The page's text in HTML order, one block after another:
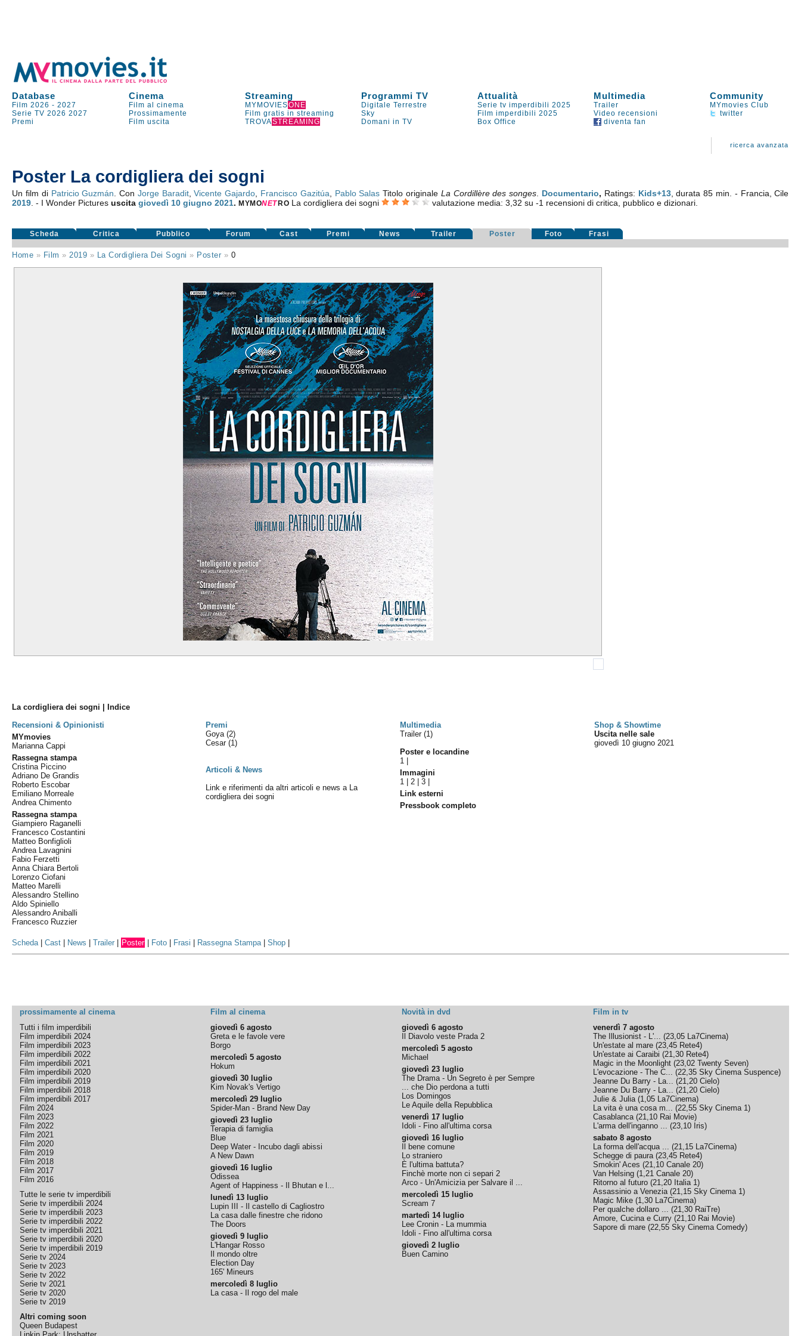
Database Cinema Streaming Programmi TV Attualità Multimedia Community
Film 2026 -2027 Film al cinema MYMOVIESONE Digitale Terrestre Serie tv imperdibili 2025 Trailer
MYmovies Club
Serie TV 2026 2027 Prossimamente Film gratis in streaming Sky Film imperdibili 2025 Video recensioni
twitter
Premi
Film uscita TROVASTREAMING Domani in TV Box Office diventa fan
ricerca avanzata
Poster La cordigliera dei sogni
Un film di Patricio Guzmán . Con Jorge Baradit,Vicente Gajardo Francisco Gazitúa Pablo Salas Titolo originale La Cordillère des songes Documentario, Ratings: Kids+13, durata 85 min. - Francia, Cile
2019 . - I Wonder Picturesuscitagiovedì 10 giugno 2021.MYMONET RO La cordigliera dei sogni valutazione media: 3,32 su -1 recensioni di critica, pubblico e dizionari.
Scheda Critica Pubblico Forum Cast Premi News Trailer Poster Foto Frasi
Home » Film » 2019 » La Cordigliera Dei Sogni » Poster » 0
La cordigliera dei sogni | Indice
Recensioni & Opinionisti
Premi Multimedia
Shop & Showtime
MYmovies
Marianna Cappi
Rassegna stampa
Cristina Piccino
Adriano De Grandis
Roberto Escobar
Emiliano Morreale
Andrea Chimento
Rassegna stampa
Giampiero Raganelli
Francesco Costantini
Matteo Bonfiglioli
Andrea Lavagnini
Fabio Ferzetti
Anna Chiara Bertoli
Lorenzo Ciofani
Matteo Marelli
Alessandro Stellino
Aldo Spiniello
Alessandro Aniballi
Francesco Ruzzier
Goya(2)
Cesar(1)
Articoli & News
Link e riferimenti da altri articoli e news a La
cordigliera dei sogni
Trailer (1)
Poster e locandine
1
Immagini
1 |2 |3
Link esterni
Pressbook completo
Uscita nelle sale
giovedì 10 giugno 2021
Scheda|Cast News |Trailer Poster Foto Frasi Rassegna Stampa|Shop
prossimamente al cinema Film al cinema Novità in dvd
Film in tv
Tutti i film imperdibili
Film imperdibili 2024
Film imperdibili 2023
Film imperdibili 2022
Film imperdibili 2021
Film imperdibili 2020
Film imperdibili 2019
Film imperdibili 2018
Film imperdibili 2017
Film 2024
Film 2023
Film 2022
Film 2021
Film 2020
Film 2019
Film 2018
Film 2017
Film 2016
Tutte le serie tv imperdibili
Serie tv imperdibili 2024
Serie tv imperdibili 2023
Serie tv imperdibili 2022
Serie tv imperdibili 2021
Serie tv imperdibili 2020
Serie tv imperdibili 2019
Serie tv 2024
Serie tv 2023
Serie tv 2022
Serie tv 2021
Serie tv 2020
Serie tv 2019
Altri coming soon
Queen Budapest
giovedì 6 agosto
Greta e le favole vere
Borgo
mercoledì 5 agosto
Hokum
giovedì 30 luglio
Kim Novak's Vertigo
mercoledì 29 luglio
Spider-Man - Brand New Day
giovedì 23 luglio
Terapia di famiglia
Blue
Deep Water - Incubo dagli abissi
A New Dawn
giovedì 16 luglio
Odissea
Agent of Happiness - Il Bhutan e l...
lunedì 13 luglio
Lupin III - Il castello di Cagliostro
La casa dalle finestre che ridono
The Doors
giovedì 9 luglio
L'Hangar Rosso
Il mondo oltre
Election Day
165' Mineurs
mercoledì 8 luglio
La casa - Il rogo del male
giovedì 6 agosto
Il Diavolo veste Prada 2
mercoledì 5 agosto
Michael
giovedì 23 luglio
The Drama - Un Segreto è per Sempre
... che Dio perdona a tutti
Los Domingos
Le Aquile della Repubblica
venerdì 17 luglio
Idoli - Fino all'ultima corsa
giovedì 16 luglio
Il bene comune
Lo straniero
È l'ultima battuta?
Finchè morte non ci separi 2
Arco - Un'Amicizia per Salvare il ...
mercoledì 15 luglio
Scream 7
martedì 14 luglio
Lee Cronin - La mummia
Idoli - Fino all'ultima corsa
giovedì 2 luglio
Buen Camino
venerdì 7 agosto
The Illusionist - L'... (23,05 La7Cinema)
Un'estate al mare (23,45 Rete4)
Un'estate ai Caraibi (21,30 Rete4)
Magic in the Moonlight (23,02 Twenty Seven)
L'evocazione - The C... (22,35 Sky Cinema Suspence)
Jeanne Du Barry - La... (21,20 Cielo)
Jeanne Du Barry - La... (21,20 Cielo)
Julie & Julia(1,05 La7Cinema)
La vita è una cosa m... (22,55 Sky Cinema 1)
Casablanca(21,10 Rai Movie)
L'arma dell'inganno ... (23,10 Iris)
sabato 8 agosto
La forma dell'acqua ... (21,15 La7Cinema)
Schegge di paura(23,45 Rete4)
Smokin' Aces (21,10 Canale 20)
Van Helsing (1,21 Canale 20)
Ritorno al futuro (21,20 Italia 1)
Assassinio a Venezia(21,15 Sky Cinema 1)
Magic Mike (1,30 La7Cinema)
Per qualche dollaro ... (21,30 RaiTre)
Amore, Cucina e Curry (21,10 Rai Movie)
Sapore di mare (22,55 Sky Cinema Comedy)